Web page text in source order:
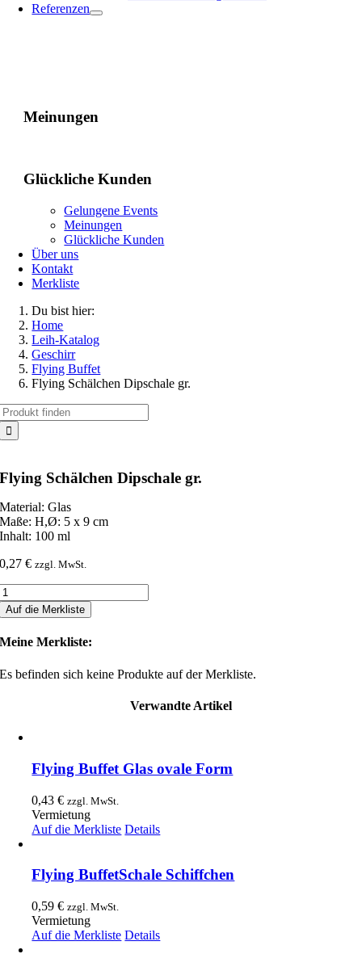
Referenzen
Meinungen
Glückliche Kunden
Gelungene Events
Meinungen
Glückliche Kunden
Über uns
Kontakt
Merkliste
Du bist hier:
Home
Leih-Katalog
Geschirr
Flying Buffet
Flying Schälchen Dipschale gr.
Flying Schälchen Dipschale gr.
Material: Glas
Maße: H,Ø: 5 x 9 cm
Inhalt: 100 ml
0,27€ zzgl. MwSt.
Auf die Merkliste
Meine Merkliste:
Es befinden sich keine Produkte auf der Merkliste.
Verwandte Artikel
Flying Buffet Glas ovale Form
0,43€ zzgl. MwSt.
Vermietung
Auf die Merkliste Details
Flying BuffetSchale Schiffchen
0,59€ zzgl. MwSt.
Vermietung
Auf die Merkliste Details